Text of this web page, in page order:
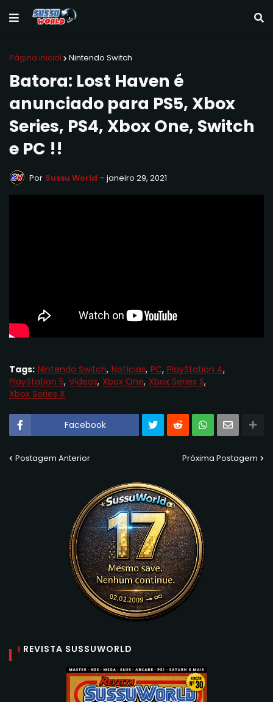
Página inicial Nintendo Switch
Batora: Lost Haven é
anunciado para PS5, Xbox
Series, PS4, Xbox One, Switch
e PC !!
Por Sussu World - janeiro 29, 2021
Tags: Nintendo Switch Notícias PC PlayStation 4
PlayStation 5 Vídeos Xbox One Xbox Series S
Xbox Series X
Facebook
Postagem Anterior Próxima Postagem
REVISTA SUSSUWORLD